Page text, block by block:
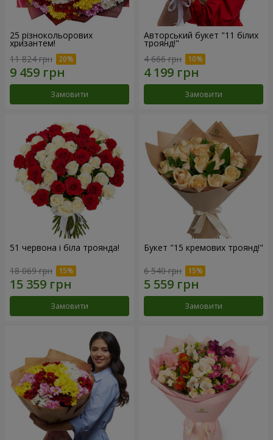
25 різнокольорових
хризантем!
11 824 грн
Замовити
Авторський букет "11 білих
троянд!"
4 666 грн
Замовити
51 червона і біла троянда!
18 069 грн
Замовити
Букет "15 кремових троянд!"
6 540 грн
Замовити